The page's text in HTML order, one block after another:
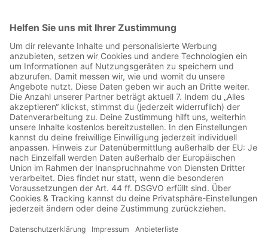
01:13:56
Wir haben die Länderspielpause bestens genutzt und einige